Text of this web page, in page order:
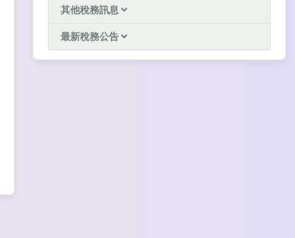
其他稅務訊息
最新稅務公告